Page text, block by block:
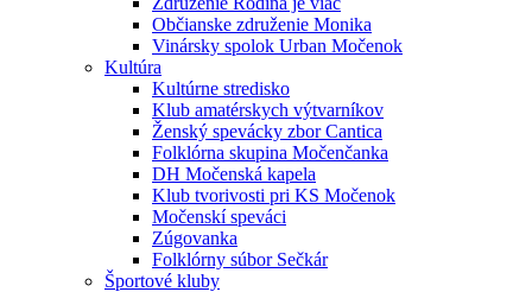
Občianske združenie Monika
Vinársky spolok Urban Močenok
Kultúra
Kultúrne stredisko
Klub amatérskych výtvarníkov
Ženský spevácky zbor Cantica
Folklórna skupina Močenčanka
DH Močenská kapela
Klub tvorivosti pri KS Močenok
Močenskí speváci
Zúgovanka
Folklórny súbor Sečkár
Športové kluby